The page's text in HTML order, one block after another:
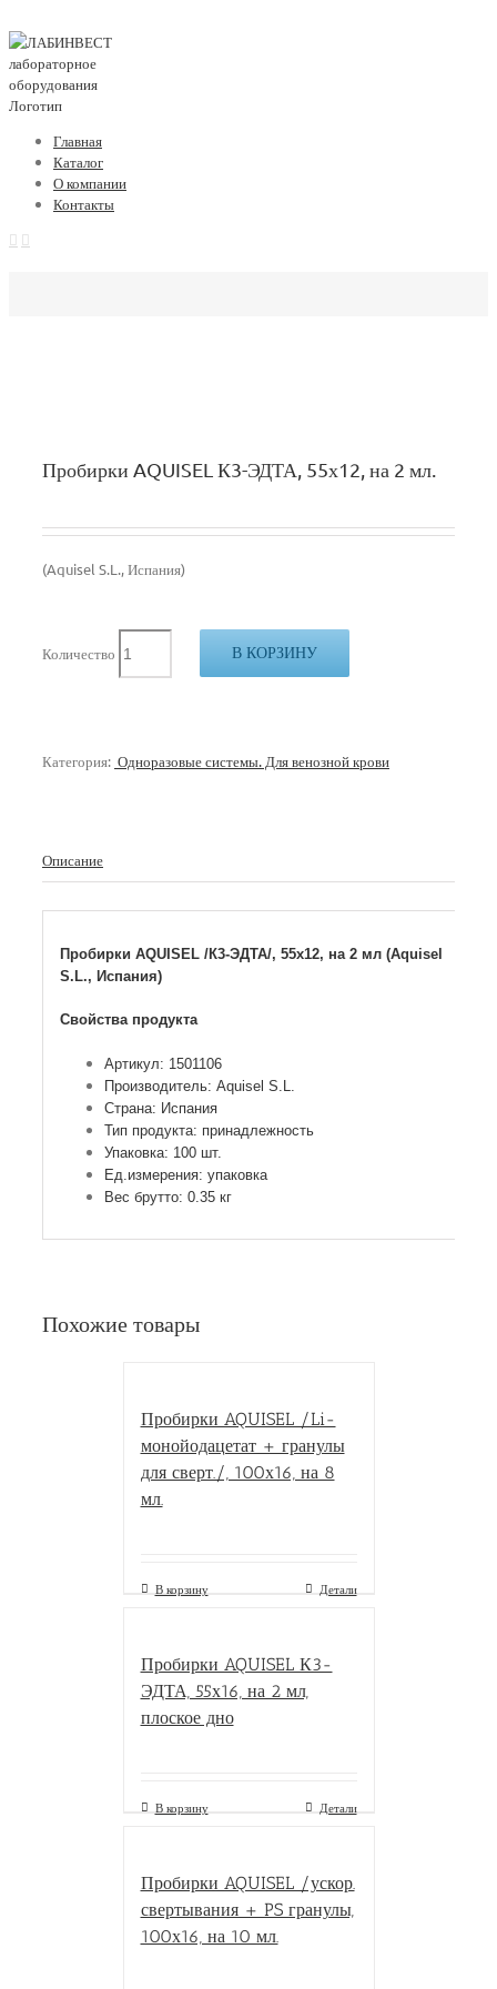
Главная
Каталог
О компании
Контакты
Пробирки AQUISEL К3-ЭДТА, 55х12, на 2 мл.
(Aquisel S.L., Испания)
Количество В КОРЗИНУ
Категория: Одноразовые системы. Для венозной крови
Описание
Пробирки AQUISEL /К3-ЭДТА/, 55х12, на 2 мл (Aquisel
S.L., Испания)
Свойства продукта
Артикул: 1501106
Производитель: Aquisel S.L.
Страна: Испания
Тип продукта: принадлежность
Упаковка: 100 шт.
Ед.измерения: упаковка
Вес брутто: 0.35 кг
Похожие товары
Пробирки AQUISEL /Li-
монойодацетат + гранулы
для сверт./, 100х16, на 8
мл.
В корзину Детали
Пробирки AQUISEL К3-
ЭДТА, 55х16, на 2 мл,
плоское дно
В корзину Детали
Пробирки AQUISEL /ускор.
свертывания + PS гранулы,
100х16, на 10 мл.